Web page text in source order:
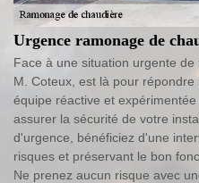
Urgence ramonage de
Face à une situation urgente
M. Coteux, est là pour
équipe réactive et
assurer la sécurité de votre
d'urgence, bénéficiez d'une
risques et préservant le bon
Ne prenez aucun risque avec